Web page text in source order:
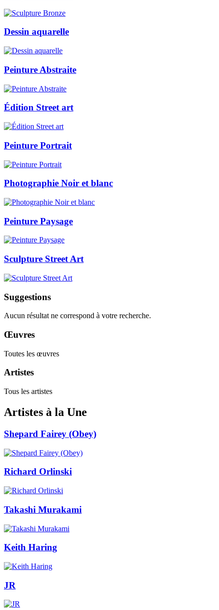
Dessin aquarelle
Peinture Abstraite
Édition Street art
Peinture Portrait
Photographie Noir et blanc
Peinture Paysage
Sculpture Street Art
Suggestions
Aucun résultat ne correspond à votre recherche.
Œuvres
Toutes les œuvres
Artistes
Tous les artistes
Artistes à la Une
Shepard Fairey (Obey)
Richard Orlinski
Takashi Murakami
Keith Haring
JR